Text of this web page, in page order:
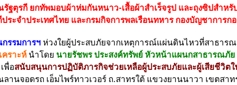
ตุรกี ยกทัพมอบผ้าห่มกันหนาว-เสื้อผ้าสำเร็จรูป และถุงซิปสำหรั
ะจำประเทศไทย และกรมกิจการพลเรือนทหาร กองบัญชาการก
รรมการฯ ห่วงใยผู้ประสบภัยจากเหตุการณ์แผ่นดินไหวที่สาธาร
ราะห์ นำโดย นายรัชพร ประสงค์ทรัพย์ หัวหน้าแผนกสาธารณภัย
พื่อสนับสนุนการปฏิบัติภารกิจช่วยเหลือผู้ประสบภัยและผู้เสียชีวิต
นจอดรถ เอ็มไพร์ทาวเวอร์ ถ.สาทรใต้ แขวงยานนาวา เขตสาท